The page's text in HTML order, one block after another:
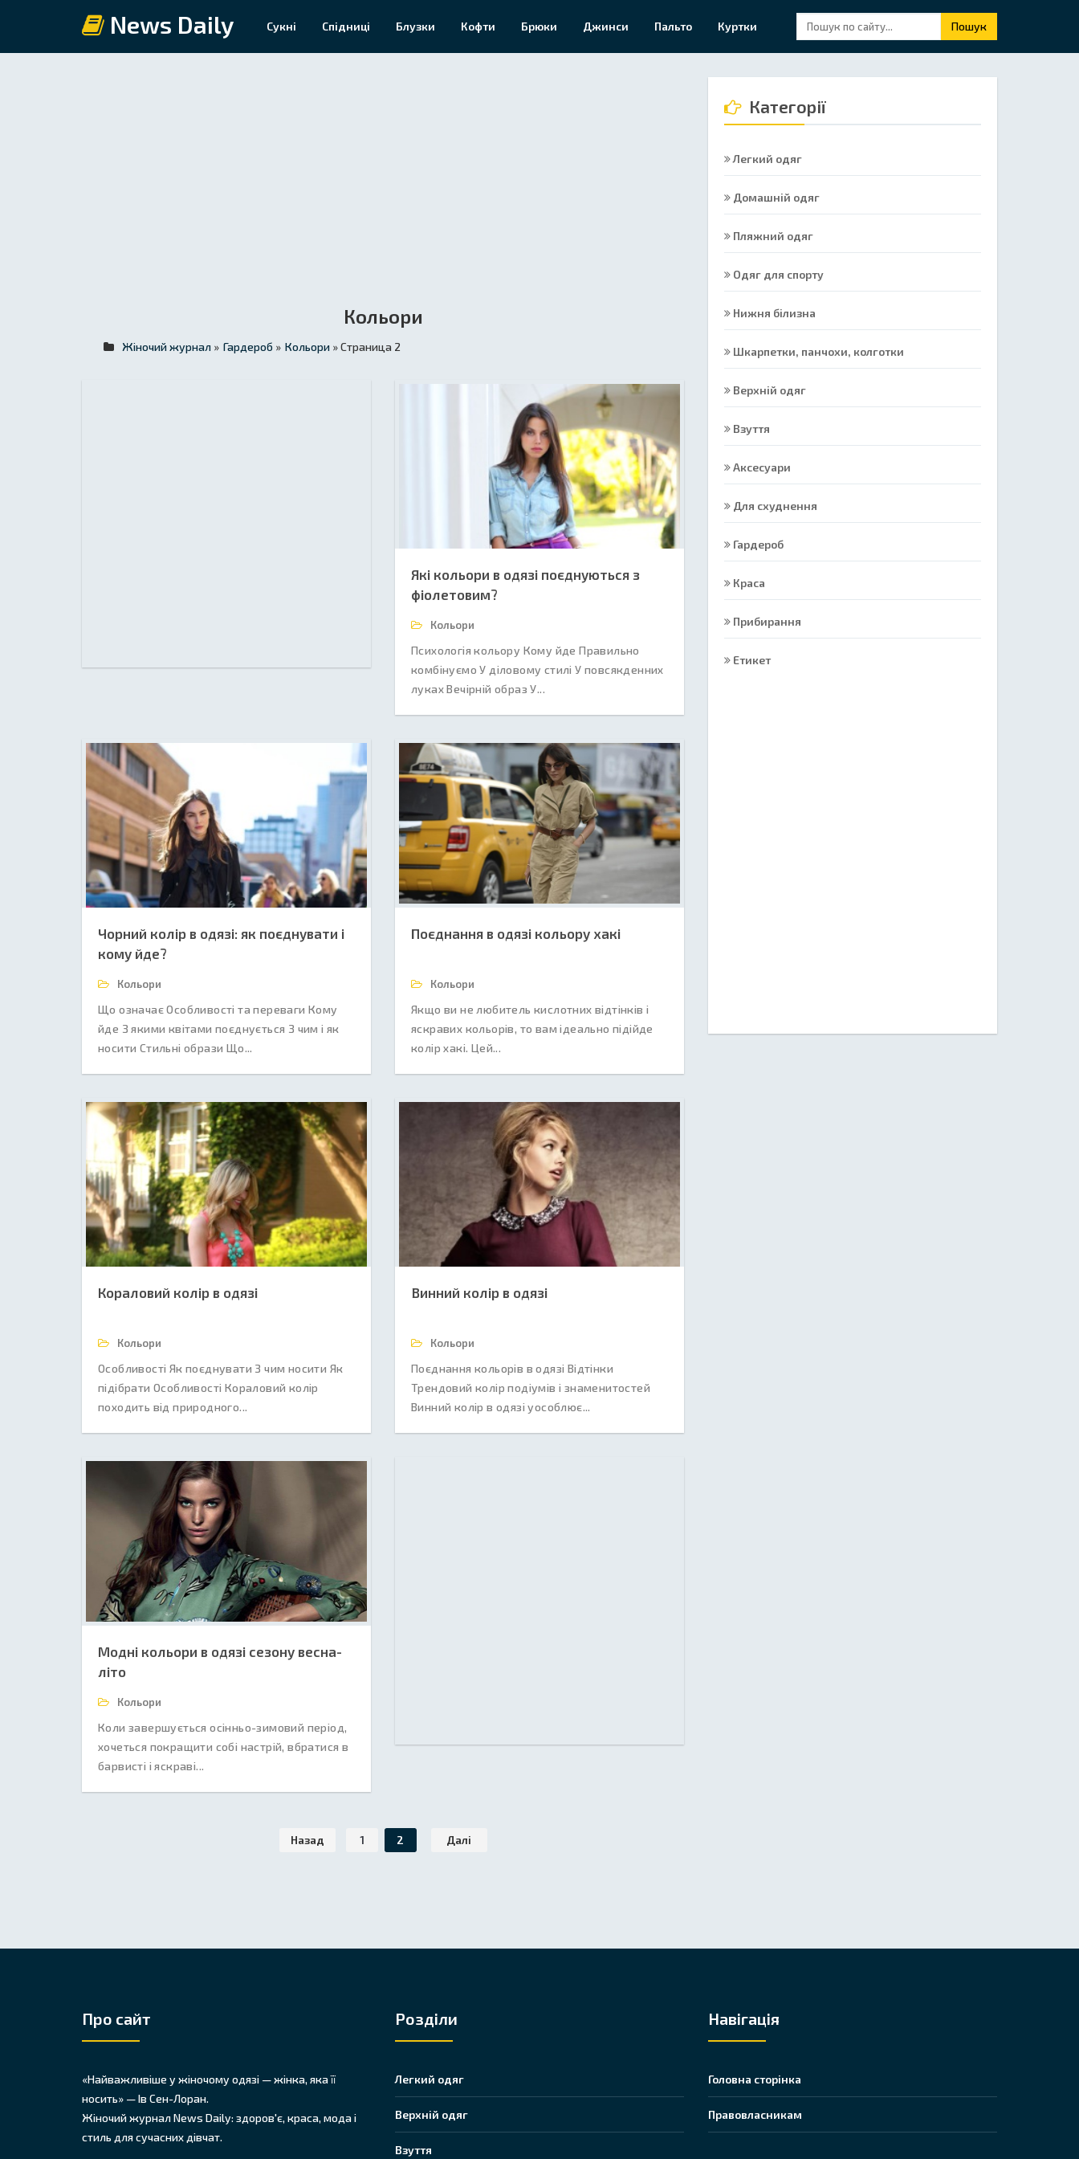
News Daily Сукні Спідниці Блузки Кофти Брюки Джинси Пальто Куртки Пошук
Кольори
Жіночий журнал » Гардероб » Кольори » Страница 2
Які кольори в одязі поєднуються з
фіолетовим?
Кольори
Психологія кольору Кому йде Правильно
комбінуємо У діловому стилі У повсякденних
луках Вечірній образ У...
Чорний колір в одязі: як поєднувати і
кому йде?
Кольори
Що означає Особливості та переваги Кому
йде З якими квітами поєднується З чим і як
носити Стильні образи Що...
Поєднання в одязі кольору хакі
Кольори
Якщо ви не любитель кислотних відтінків і
яскравих кольорів, то вам ідеально підійде
колір хакі. Цей...
Кораловий колір в одязі
Кольори
Особливості Як поєднувати З чим носити Як
підібрати Особливості Кораловий колір
походить від природного...
Винний колір в одязі
Кольори
Поєднання кольорів в одязі Відтінки
Трендовий колір подіумів і знаменитостей
Винний колір в одязі уособлює...
Модні кольори в одязі сезону весна-
літо
Кольори
Коли завершується осінньо-зимовий період,
хочеться покращити собі настрій, вбратися в
барвисті і яскраві...
Назад 1 2 Далі
Категорії
Легкий одяг
Домашній одяг
Пляжний одяг
Одяг для спорту
Нижня білизна
Шкарпетки, панчохи, колготки
Верхній одяг
Взуття
Аксесуари
Для схуднення
Гардероб
Краса
Прибирання
Етикет
Про сайт
«Найважливіше у жіночому одязі — жінка, яка її
носить» — Ів Сен-Лоран.
Жіночий журнал News Daily: здоров'є, краса, мода і
стиль для сучасних дівчат.
Розділи
Легкий одяг
Верхній одяг
Взуття
Навігація
Головна сторінка
Правовласникам